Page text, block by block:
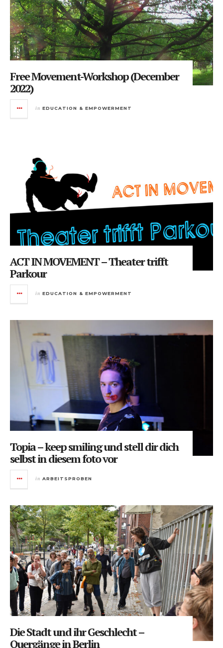
Free Movement-Workshop (December
2022)
in EDUCATION & EMPOWERMENT
ACT IN MOVEMENT – Theater trifft
Parkour
in EDUCATION & EMPOWERMENT
Topia – keep smiling und stell dir dich
selbst in diesem foto vor
in ARBEITSPROBEN
Die Stadt und ihr Geschlecht –
Quergänge in Berlin